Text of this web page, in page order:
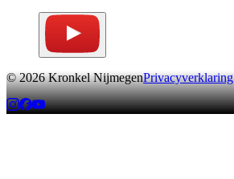
©2026Kronkel NijmegenPrivacyverklaring